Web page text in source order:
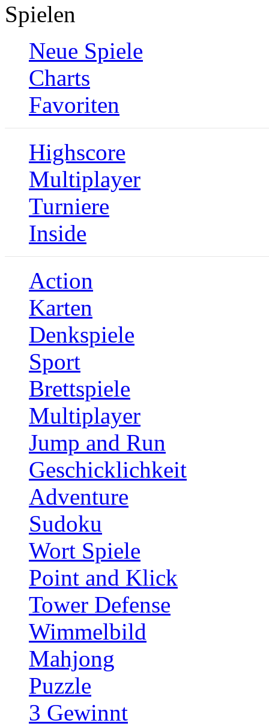
Spielen
Neue Spiele
Charts
Favoriten
Highscore
Multiplayer
Turniere
Inside
Action
Karten
Denkspiele
Sport
Brettspiele
Multiplayer
Jump and Run
Geschicklichkeit
Adventure
Sudoku
Wort Spiele
Point and Klick
Tower Defense
Wimmelbild
Mahjong
Puzzle
3 Gewinnt